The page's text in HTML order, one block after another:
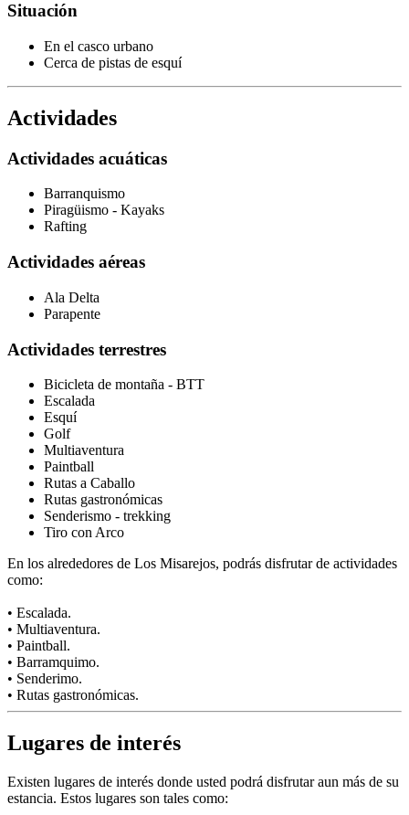
Situación
En el casco urbano
Cerca de pistas de esquí
Actividades
Actividades acuáticas
Barranquismo
Piragüismo - Kayaks
Rafting
Actividades aéreas
Ala Delta
Parapente
Actividades terrestres
Bicicleta de montaña - BTT
Escalada
Esquí
Golf
Multiaventura
Paintball
Rutas a Caballo
Rutas gastronómicas
Senderismo - trekking
Tiro con Arco
En los alrededores de Los Misarejos, podrás disfrutar de actividades
como:
• Escalada.
• Multiaventura.
• Paintball.
• Barramquimo.
• Senderimo.
• Rutas gastronómicas.
Lugares de interés
Existen lugares de interés donde usted podrá disfrutar aun más de su
estancia. Estos lugares son tales como: